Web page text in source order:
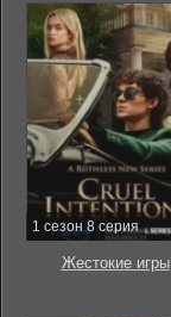
1 сезон 8 серия
Жестокие игры